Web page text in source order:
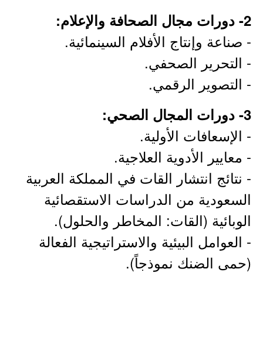
2- دورات مجال الصحافة والإعلام:
- صناعة وإنتاج الأفلام السينمائية.
- التحرير الصحفي.
- التصوير الرقمي.
3- دورات المجال الصحي:
- الإسعافات الأولية.
- معايير الأدوية العلاجية.
- نتائج انتشار القات في المملكة العربية
السعودية من الدراسات الاستقصائية
الوبائية (القات: المخاطر والحلول).
- العوامل البيئية والاستراتيجية الفعالة
(حمى الضنك نموذجاً).